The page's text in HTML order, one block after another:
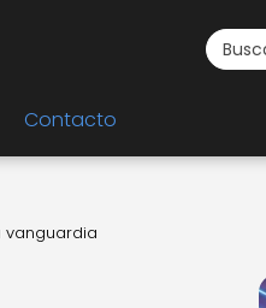
Contacto
vanguardia